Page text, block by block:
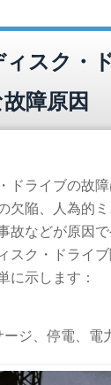
スク・
障原因
ドライブの故
欠陥、人為的
故などが原因
スク・ドライ
に示します：
ージ、停電、電